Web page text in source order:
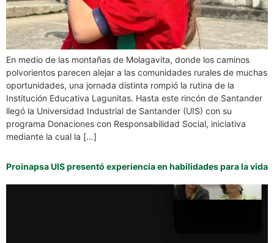
En medio de las montañas de Molagavita, donde los caminos
polvorientos parecen alejar a las comunidades rurales de muchas
oportunidades, una jornada distinta rompió la rutina de la
Institución Educativa Lagunitas. Hasta este rincón de Santander
llegó la Universidad Industrial de Santander (UIS) con su
programa Donaciones con Responsabilidad Social, iniciativa
mediante la cual la […]
Proinapsa UIS presentó experiencia en habilidades para la vida